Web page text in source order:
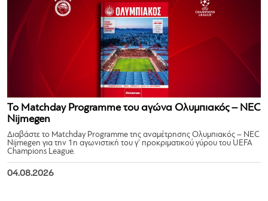
Το Matchday Programme του αγώνα Ολυμπιακός – NEC
Nijmegen
Διαβάστε το Matchday Programme της αναμέτρησης Ολυμπιακός – NEC
Nijmegen για την 1η αγωνιστική του γ’ προκριματικού γύρου του UEFA
Champions League.
04.08.2026